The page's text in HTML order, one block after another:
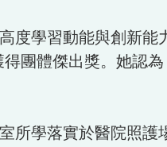
學習動能與創新能
團體傑出獎。她認
學落實於醫院照護